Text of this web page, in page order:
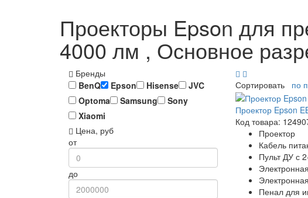
Проекторы Epson для
4000 лм , Основное
Бренды
BenQ
Epson Hisense
JVC
Optoma
Samsung
Sony
Xiaomi
Цена, руб
от
до
Сортировать по
Проектор Epson
Код товара:
Проектор
Кабель
Пульт ДУ с
Пенал для